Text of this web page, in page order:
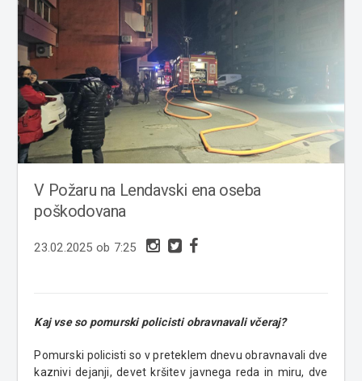
V Požaru na Lendavski ena oseba
poškodovana
23.02.2025 ob 7:25
Kaj vse so pomurski policisti obravnavali včeraj?
Pomurski policisti so v preteklem dnevu obravnavali dve
kaznivi dejanji, devet kršitev javnega reda in miru, dve